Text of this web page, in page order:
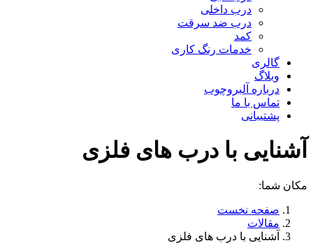
درب داخلی
درب ضد سرقت
کمد
خدمات رنگ کاری
گالری
وبلاگ
درباره آلبروچوب
تماس با ما
پشتیبانی
آشنایی با درب های فلزی
مکان شما:
صفحه نخست
مقالات
آشنایی با درب های فلزی